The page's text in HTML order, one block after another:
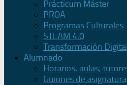
Prácticum Máster
PROA
Programas Culturales
STEAM 4.0
Transformación
Alumnado
Horarios, aulas,
Guiones de asignatura